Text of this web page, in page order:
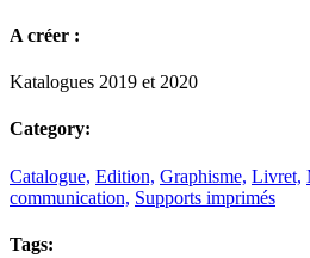
A créer :
Katalogues 2019 et 2020
Category:
Catalogue, Edition, Graphisme, Livret,
communication, Supports imprimés
Tags: